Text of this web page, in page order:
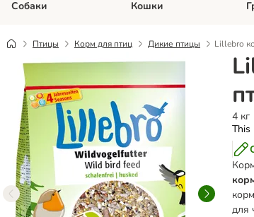
Собаки Откройте меню категории:
Кошки
Птицы Корм для птиц Дикие птицы Lillebro
4 кг
This
для